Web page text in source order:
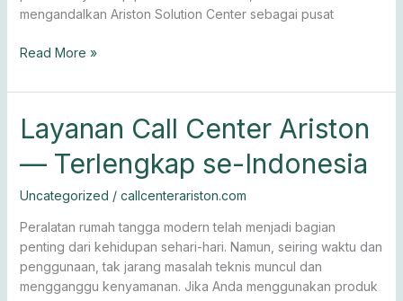
mengandalkan Ariston Solution Center sebagai pusat
Read More »
Layanan Call Center Ariston
— Terlengkap se-Indonesia
Uncategorized / callcenterariston.com
Peralatan rumah tangga modern telah menjadi bagian
penting dari kehidupan sehari-hari. Namun, seiring waktu dan
penggunaan, tak jarang masalah teknis muncul dan
mengganggu kenyamanan. Jika Anda menggunakan produk
Layanan
Call
Center
—
Terlengkap
Indonesia